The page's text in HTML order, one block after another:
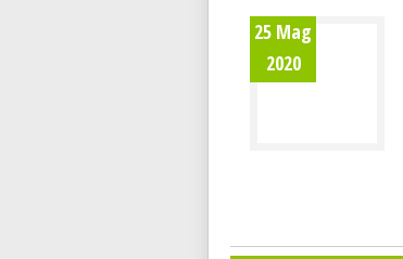
25 Mag
2020